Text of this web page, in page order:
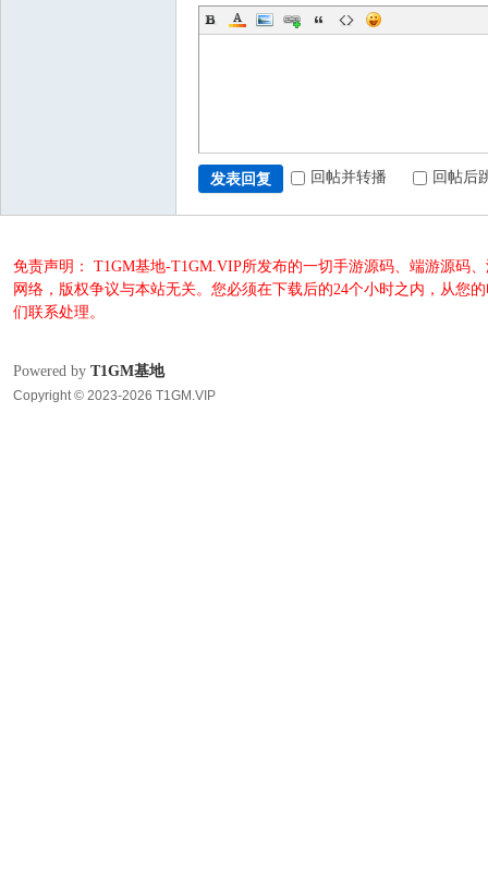
发表回复 回帖并转播 回帖后
免责声明： T1GM基地-T1GM.VIP所发布的一切手游源码、端游源码
网络，版权争议与本站无关。您必须在下载后的24个小时之内，从您
们联系处理。
Powered by T1GM基地
Copyright © 2023-2026 T1GM.VIP